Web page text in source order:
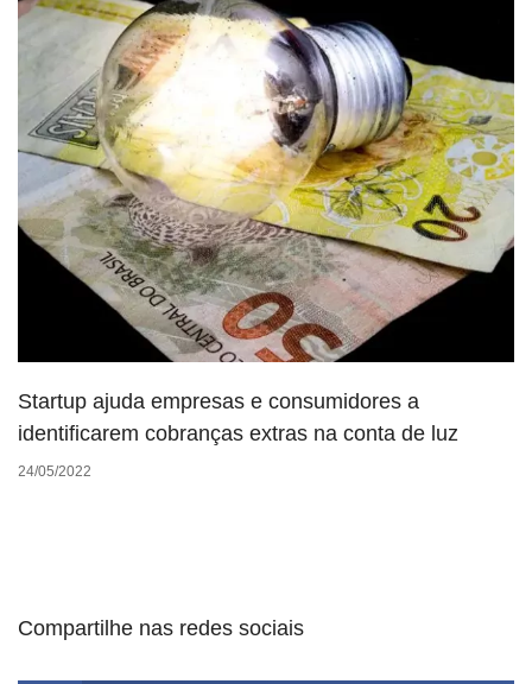
Startup ajuda empresas e consumidores a
identificarem cobranças extras na conta de luz
24/05/2022
Compartilhe nas redes sociais